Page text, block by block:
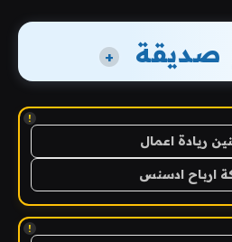
صديقة +
!
ريادة اعمال
ارباح ادسنس
!